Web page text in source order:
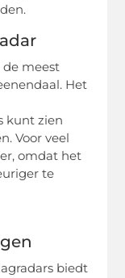
de meest
Het
kunt zien
Voor veel
omdat het
te
biedt